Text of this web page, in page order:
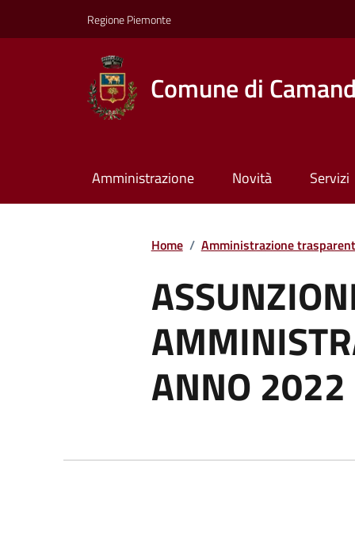
Regione Piemonte
Comune di
Amministrazione Novità Servizi
Home / Amministrazione
ANNO 2022